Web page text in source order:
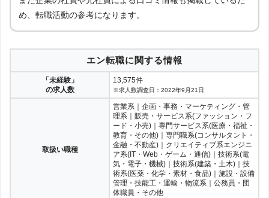
め、転職活動の参考になります。
エン転職に関する情報
「未経験」
の求人数
13,575件
※求人数調査日：2022年9月21日
取扱い職種
営業系｜企画・事務・マーケティング・管
理系｜販売・サービス系(ファッション・フ
ード・小売)｜専門サービス系(医療・福祉・
教育・その他)｜専門職系(コンサルタント・
金融・不動産)｜クリエイティブ系エンジニ
ア系(IT・Web・ゲーム・通信)｜技術系(電
気・電子・機械)｜技術系(建築・土木)｜技
術系(医薬・化学・素材・食品)｜施設・設備
管理・技能工・運輸・物流系｜公務員・団
体職員・その他